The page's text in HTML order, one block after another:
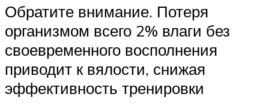
Обратите внимание. Потеря
организмом всего 2% влаги без
своевременного восполнения
приводит к вялости, снижая
эффективность тренировки